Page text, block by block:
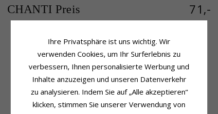
CHANTI Preis 71,-
Produktinformation
Weitere Wörter:14 x 20 mm
Metall:Silber
Oberfläche: Polierter
Größe
Höhe:30,0 mm
20,0 mm
Breite, Geschlossen:14,0 mm
Breite, Offen: 29,0 mm
Tiefe, Geschlossen:7,15 mm
Ihre Privatsphäre ist uns wichtig. Wir
verwenden Cookies, um Ihr Surferlebnis zu
verbessern, Ihnen personalisierte Werbung und
Inhalte anzuzeigen und unseren Datenverkehr
zu analysieren. Indem Sie auf „Alle akzeptieren“
klicken, stimmen Sie unserer Verwendung von